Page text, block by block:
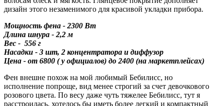
дизайн этого незаменимого для красивой укладки прибора.
Мощность фена - 2300 Вт
Длина шнура - 2,2 м
Вес - 556 г
Насадки - 3 шт, 2 концентратора и диффузор
Цена - от 6800 ( у официалов) до 2400 (на маркетплейсах)
Фен внешне похож на мой любимый Бебилисс, но
исполнение попроще, вид менее строгий за счет девочкового
розового цвета. По весу даже чуть тяжелее Бебилисс, тут я
расстроилась, хотелось бы иметь более легкий и компактный